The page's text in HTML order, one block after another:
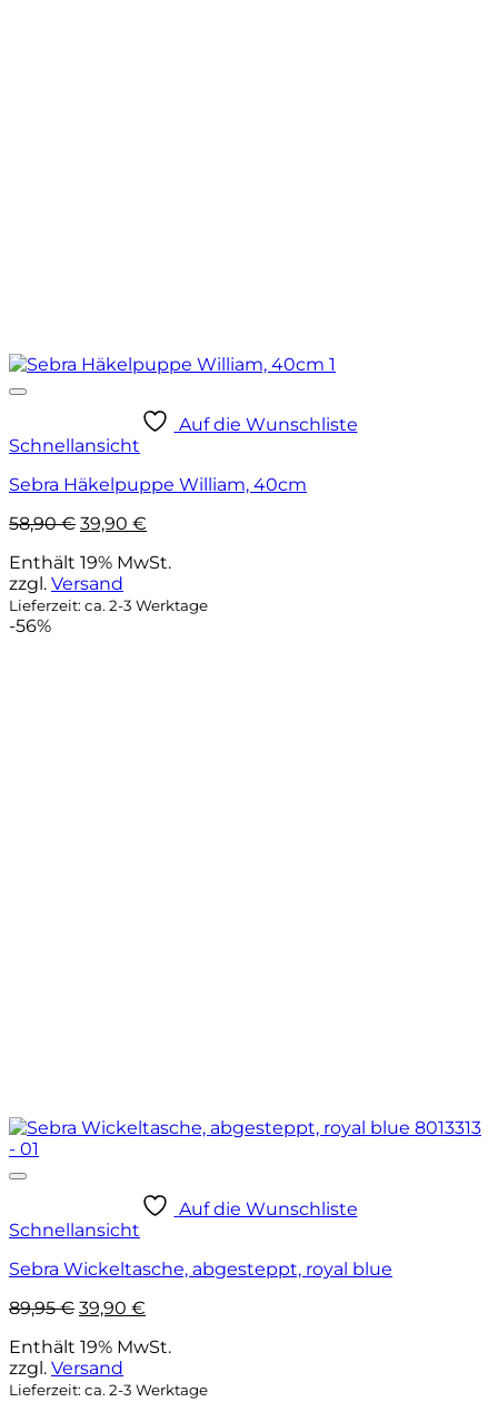
Auf die Wunschliste
Schnellansicht
Sebra Häkelpuppe William, 40cm
58,90€ Ursprünglicher
war:
58,90 €
39,90 €
ist:
Enthält 19% MwSt.
zzgl. Versand
Lieferzeit: ca. 2-3 Werktage
-56%
Auf die Wunschliste
Schnellansicht
Sebra Wickeltasche, abgesteppt, royal blue
89,95€ Ursprünglicher
war:
89,95 €
39,90 €
ist:
Enthält 19% MwSt.
zzgl. Versand
Lieferzeit: ca. 2-3 Werktage